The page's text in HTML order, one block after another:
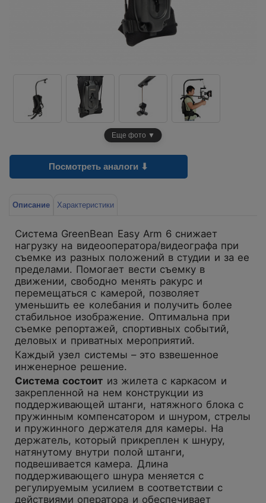
Еще фото ▼
Посмотреть аналоги ⬇
Описание Характеристики
Система GreenBean Easy Arm 6 снижает
нагрузку на видеооператора/видеографа при
съемке из разных положений в студии и за ее
пределами. Помогает вести съемку в
движении, свободно менять ракурс и
перемещаться с камерой, позволяет
уменьшить ее колебания и получить более
стабильное изображение. Оптимальна при
съемке репортажей, спортивных событий,
деловых и приватных мероприятий.
Каждый узел системы – это взвешенное
инженерное решение.
Система состоит из жилета с каркасом и
закрепленной на нем конструкции из
поддерживающей штанги, натяжного блока с
пружинным компенсатором и шнуром, стрелы
и пружинного держателя для камеры. На
держатель, который прикреплен к шнуру,
натянутому внутри полой штанги,
подвешивается камера. Длина
поддерживающего шнура меняется с
регулируемым усилием в соответствии с
действиями оператора и обеспечивает